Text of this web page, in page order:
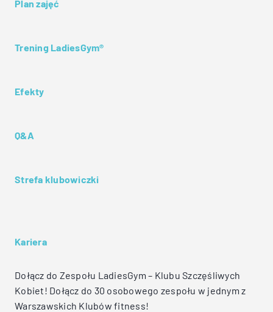
Plan zajęć
Trening LadiesGym®
Efekty
Q&A
Strefa klubowiczki
Kariera
Dołącz do Zespołu LadiesGym – Klubu Szczęśliwych
Kobiet! Dołącz do 30 osobowego zespołu w jednym z
Warszawskich Klubów fitness!